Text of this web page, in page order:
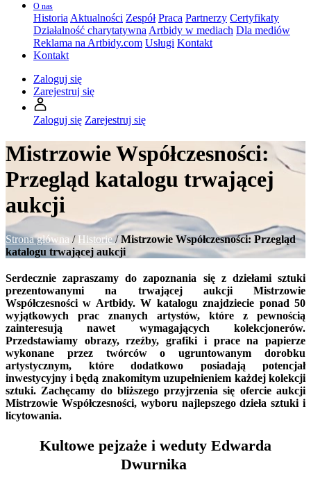
O nas
Historia Aktualności Zespół Praca Partnerzy Certyfikaty
Działalność charytatywna Artbidy w mediach Dla mediów
Reklama na Artbidy.com Usługi Kontakt
Kontakt
Zaloguj się
Zarejestruj się
Zaloguj się Zarejestruj się
Mistrzowie Współczesności:
Przegląd katalogu trwającej
aukcji
Strona główna / Historie/Mistrzowie Współczesności: Przegląd
katalogu trwającej aukcji
Serdecznie zapraszamy do zapoznania się z dziełami sztuki
prezentowanymi na trwającej aukcji Mistrzowie
Współczesności w Artbidy. W katalogu znajdziecie ponad 50
wyjątkowych prac znanych artystów, które z pewnością
zainteresują nawet wymagających kolekcjonerów.
Przedstawiamy obrazy, rzeźby, grafiki i prace na papierze
wykonane przez twórców o ugruntowanym dorobku
artystycznym, które dodatkowo posiadają potencjał
inwestycyjny i będą znakomitym uzupełnieniem każdej kolekcji
sztuki. Zachęcamy do bliższego przyjrzenia się ofercie aukcji
Mistrzowie Współczesności, wyboru najlepszego dzieła sztuki i
licytowania.
Kultowe pejzaże i weduty Edwarda
Dwurnika